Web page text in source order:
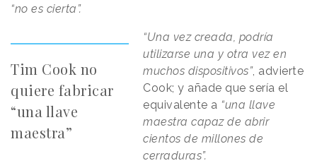
“no es cierta”.
Tim Cook no
quiere fabricar
“una llave
maestra”
“Una vez creada, podría
utilizarse una y otra vez en
muchos dispositivos”, advierte
Cook; y añade que sería el
equivalente a “una llave
maestra capaz de abrir
cientos de millones de
cerraduras”.